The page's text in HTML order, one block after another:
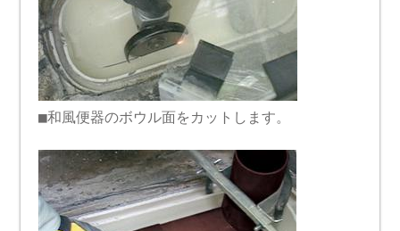
■和風便器のボウル面をカットします。